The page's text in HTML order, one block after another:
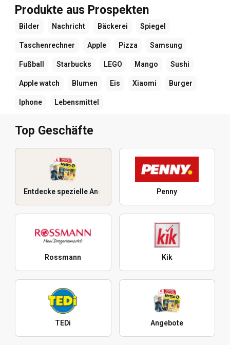
Produkte aus Prospekten
Bilder Nachricht Bäckerei Spiegel
Taschenrechner Apple Pizza Samsung
Fußball Starbucks LEGO Mango Sushi
Apple watch Blumen Eis Xiaomi Burger
Iphone Lebensmittel
Top Geschäfte
Entdecke spezielle Angebote Penny
Rossmann Kik
TEDi Angebote